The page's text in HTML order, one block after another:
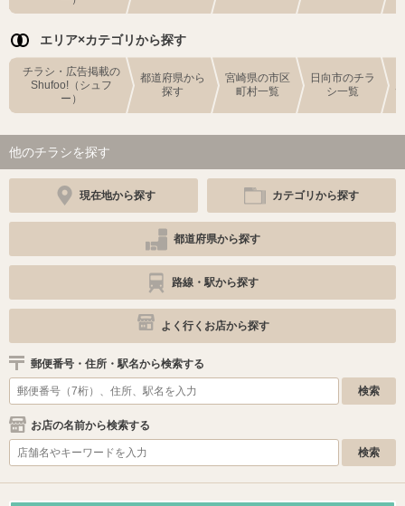
エリア×カテゴリから探す
チラシ・広告掲載の
Shufoo!（シュフ
ー）
都道府県から
探す
宮崎県の市区
町村一覧
日向市のチラ
シ一覧
他のチラシを探す
現在地から探す カテゴリから探す
都道府県から探す
路線・駅から探す
よく行くお店から探す
郵便番号・住所・駅名から検索する
お店の名前から検索する